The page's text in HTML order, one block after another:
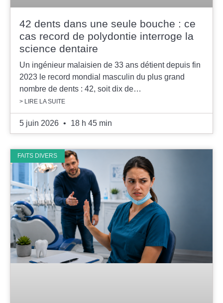
42 dents dans une seule bouche : ce
cas record de polydontie interroge la
science dentaire
Un ingénieur malaisien de 33 ans détient depuis fin
2023 le record mondial masculin du plus grand
nombre de dents : 42, soit dix de…
> LIRE LA SUITE
5 juin 2026 18 h 45 min
FAITS DIVERS